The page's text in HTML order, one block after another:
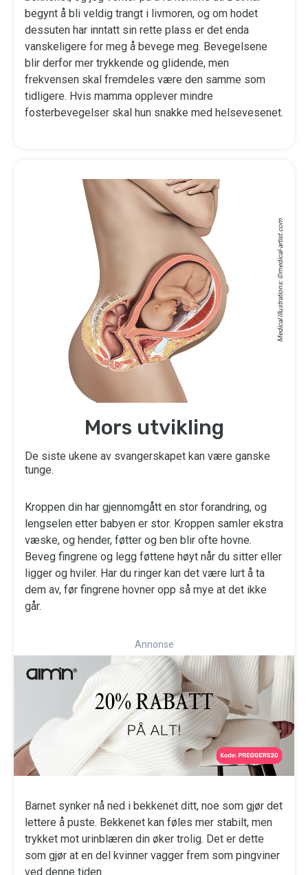
begynt å bli veldig trangt i livmoren, og om hodet
dessuten har inntatt sin rette plass er det enda
vanskeligere for meg å bevege meg. Bevegelsene
blir derfor mer trykkende og glidende, men
frekvensen skal fremdeles være den samme som
tidligere. Hvis mamma opplever mindre
fosterbevegelser skal hun snakke med helsevesenet.
Medical Illustrations: ©
medical-artist.com
Mors utvikling
De siste ukene av svangerskapet kan være ganske
tunge.
Kroppen din har gjennomgått en stor forandring, og
lengselen etter babyen er stor. Kroppen samler ekstra
væske, og hender, føtter og ben blir ofte hovne.
Beveg fingrene og legg føttene høyt når du sitter eller
ligger og hviler. Har du ringer kan det være lurt å ta
dem av, før fingrene hovner opp så mye at det ikke
går.
Annonse
Barnet synker nå ned i bekkenet ditt, noe som gjør det
lettere å puste. Bekkenet kan føles mer stabilt, men
trykket mot urinblæren din øker trolig. Det er dette
som gjør at en del kvinner vagger frem som pingviner
ved denne tiden.